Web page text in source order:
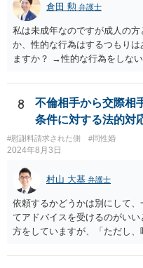
倉田 勲 弁護士
私は未成年なのですが成人の
か、性的な行為はするつもり
ますか？ →性的な行為をしな
8
不倫相手から交際相
条件に対する法的対
#慰謝料請求された側 #同性婚
2024年8月3日
村山 大基 弁護士
依頼するかどうかは別にして
てアドバイスを受けるのがい
方をしていますが、「ただし
通り関わりを断つ方向がいいと